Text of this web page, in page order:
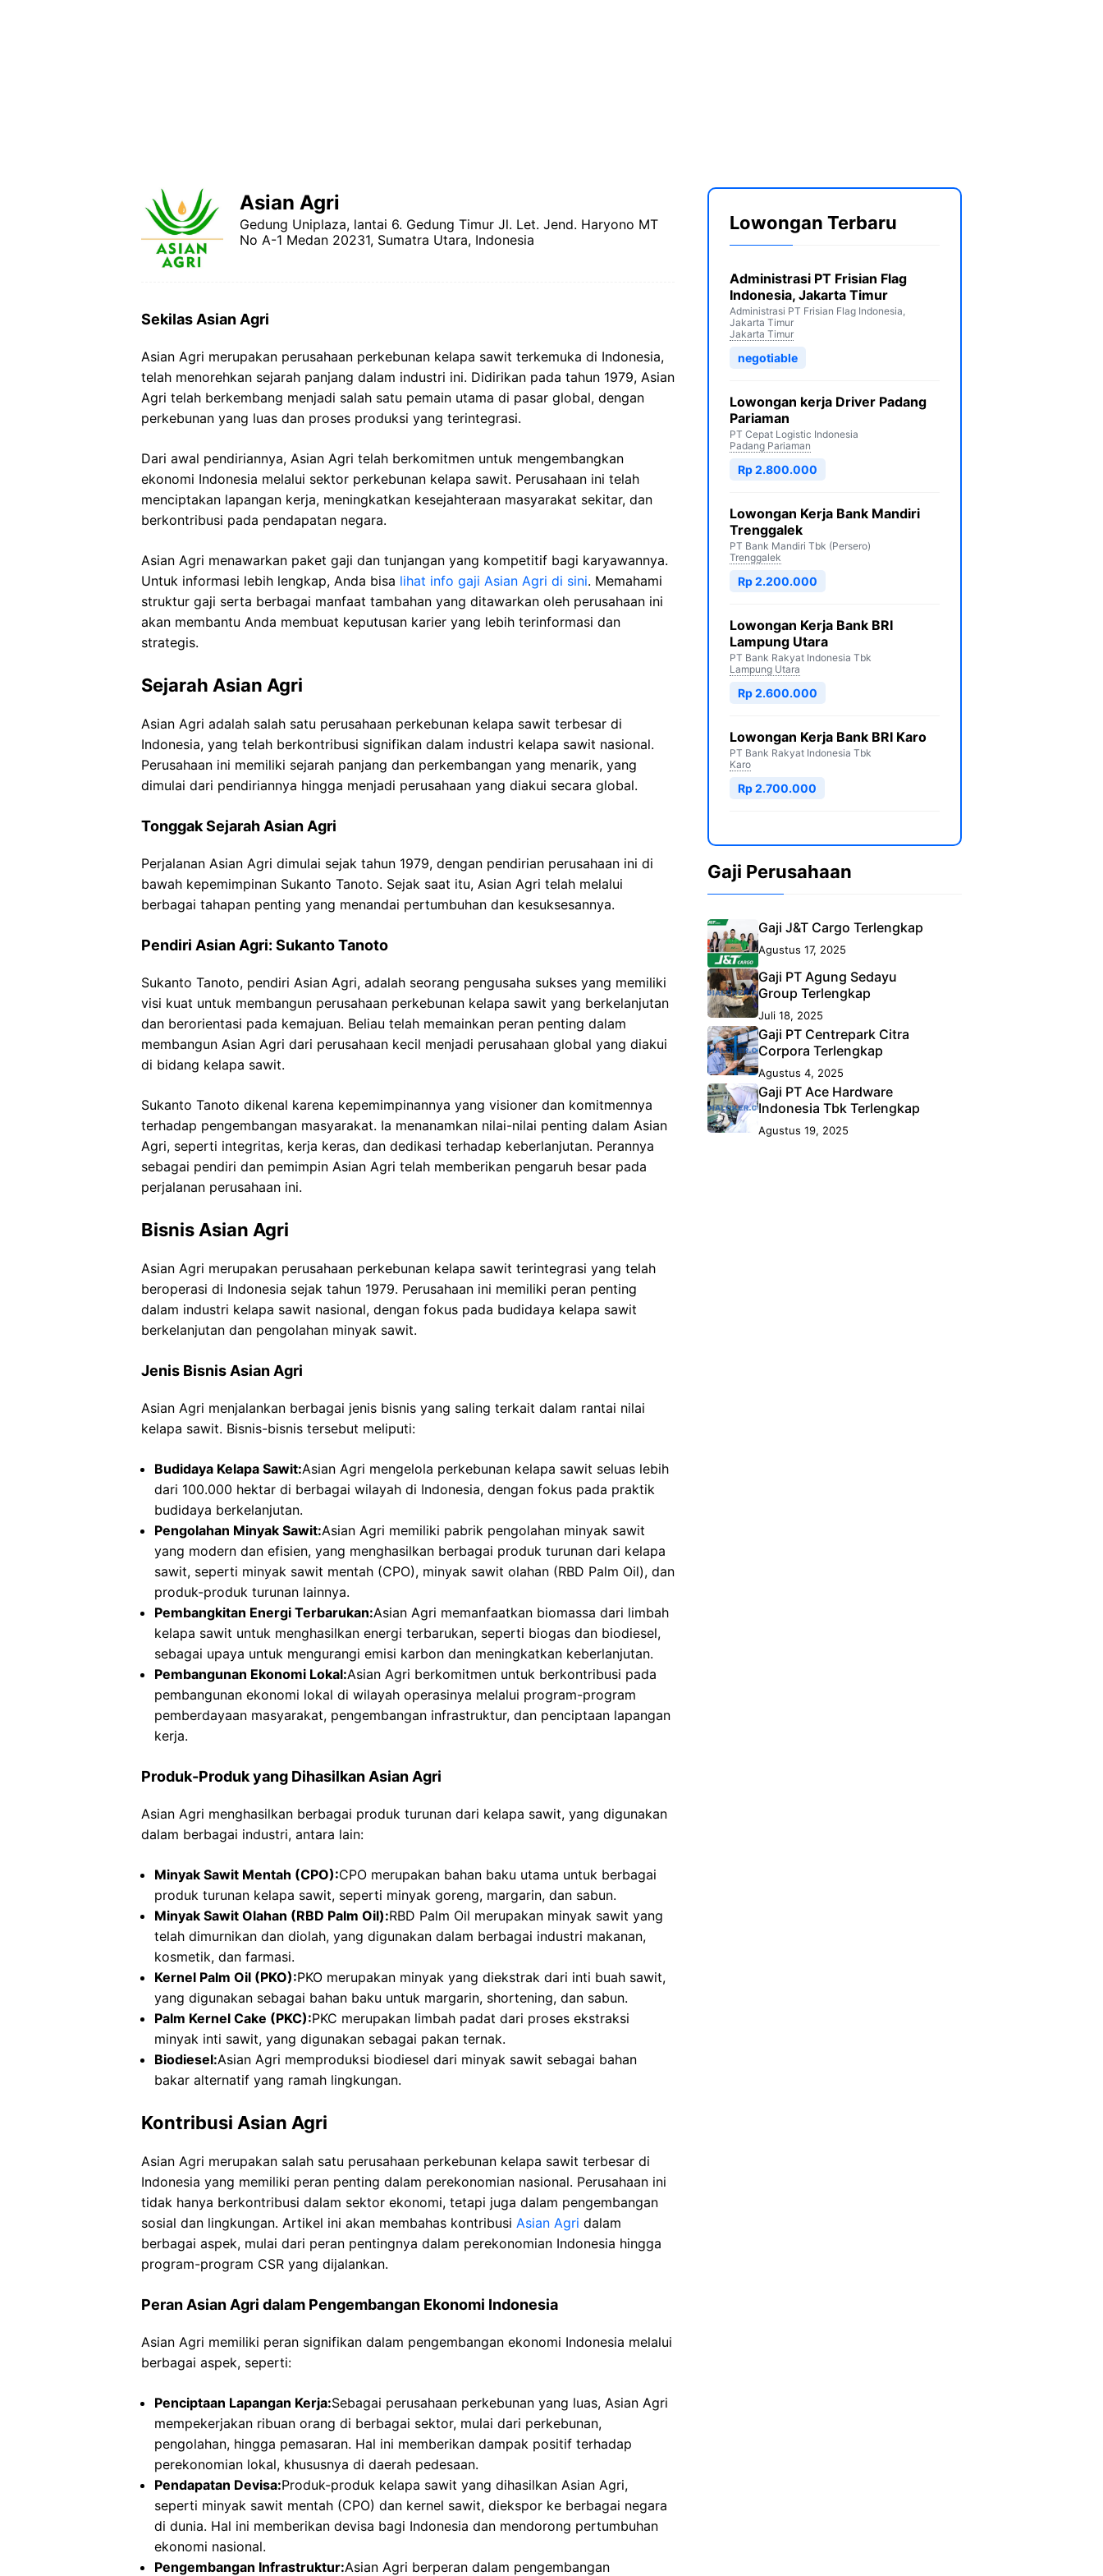
Asian Agri
Gedung Uniplaza, lantai 6. Gedung Timur Jl. Let. Jend. Haryono MT
No A-1 Medan 20231, Sumatra Utara, Indonesia
Sekilas Asian Agri
Asian Agri merupakan perusahaan perkebunan kelapa sawit terkemuka di Indonesia,
telah menorehkan sejarah panjang dalam industri ini. Didirikan pada tahun 1979, Asian
Agri telah berkembang menjadi salah satu pemain utama di pasar global, dengan
perkebunan yang luas dan proses produksi yang terintegrasi.
Dari awal pendiriannya, Asian Agri telah berkomitmen untuk mengembangkan
ekonomi Indonesia melalui sektor perkebunan kelapa sawit. Perusahaan ini telah
menciptakan lapangan kerja, meningkatkan kesejahteraan masyarakat sekitar, dan
berkontribusi pada pendapatan negara.
Asian Agri menawarkan paket gaji dan tunjangan yang kompetitif bagi karyawannya.
Untuk informasi lebih lengkap, Anda bisa lihat info gaji Asian Agri di sini. Memahami
struktur gaji serta berbagai manfaat tambahan yang ditawarkan oleh perusahaan ini
akan membantu Anda membuat keputusan karier yang lebih terinformasi dan
strategis.
Sejarah Asian Agri
Asian Agri adalah salah satu perusahaan perkebunan kelapa sawit terbesar di
Indonesia, yang telah berkontribusi signifikan dalam industri kelapa sawit nasional.
Perusahaan ini memiliki sejarah panjang dan perkembangan yang menarik, yang
dimulai dari pendiriannya hingga menjadi perusahaan yang diakui secara global.
Tonggak Sejarah Asian Agri
Perjalanan Asian Agri dimulai sejak tahun 1979, dengan pendirian perusahaan ini di
bawah kepemimpinan Sukanto Tanoto. Sejak saat itu, Asian Agri telah melalui
berbagai tahapan penting yang menandai pertumbuhan dan kesuksesannya.
Pendiri Asian Agri: Sukanto Tanoto
Sukanto Tanoto, pendiri Asian Agri, adalah seorang pengusaha sukses yang memiliki
visi kuat untuk membangun perusahaan perkebunan kelapa sawit yang berkelanjutan
dan berorientasi pada kemajuan. Beliau telah memainkan peran penting dalam
membangun Asian Agri dari perusahaan kecil menjadi perusahaan global yang diakui
di bidang kelapa sawit.
Sukanto Tanoto dikenal karena kepemimpinannya yang visioner dan komitmennya
terhadap pengembangan masyarakat. Ia menanamkan nilai-nilai penting dalam Asian
Agri, seperti integritas, kerja keras, dan dedikasi terhadap keberlanjutan. Perannya
sebagai pendiri dan pemimpin Asian Agri telah memberikan pengaruh besar pada
perjalanan perusahaan ini.
Bisnis Asian Agri
Asian Agri merupakan perusahaan perkebunan kelapa sawit terintegrasi yang telah
beroperasi di Indonesia sejak tahun 1979. Perusahaan ini memiliki peran penting
dalam industri kelapa sawit nasional, dengan fokus pada budidaya kelapa sawit
berkelanjutan dan pengolahan minyak sawit.
Jenis Bisnis Asian Agri
Asian Agri menjalankan berbagai jenis bisnis yang saling terkait dalam rantai nilai
kelapa sawit. Bisnis-bisnis tersebut meliputi:
Budidaya Kelapa Sawit:Asian Agri mengelola perkebunan kelapa sawit seluas lebih
dari 100.000 hektar di berbagai wilayah di Indonesia, dengan fokus pada praktik
budidaya berkelanjutan.
Pengolahan Minyak Sawit:Asian Agri memiliki pabrik pengolahan minyak sawit
yang modern dan efisien, yang menghasilkan berbagai produk turunan dari kelapa
sawit, seperti minyak sawit mentah (CPO), minyak sawit olahan (RBD Palm Oil), dan
produk-produk turunan lainnya.
Pembangkitan Energi Terbarukan:Asian Agri memanfaatkan biomassa dari limbah
kelapa sawit untuk menghasilkan energi terbarukan, seperti biogas dan biodiesel,
sebagai upaya untuk mengurangi emisi karbon dan meningkatkan keberlanjutan.
Pembangunan Ekonomi Lokal:Asian Agri berkomitmen untuk berkontribusi pada
pembangunan ekonomi lokal di wilayah operasinya melalui program-program
pemberdayaan masyarakat, pengembangan infrastruktur, dan penciptaan lapangan
kerja.
Produk-Produk yang Dihasilkan Asian Agri
Asian Agri menghasilkan berbagai produk turunan dari kelapa sawit, yang digunakan
dalam berbagai industri, antara lain:
Minyak Sawit Mentah (CPO):CPO merupakan bahan baku utama untuk berbagai
produk turunan kelapa sawit, seperti minyak goreng, margarin, dan sabun.
Minyak Sawit Olahan (RBD Palm Oil):RBD Palm Oil merupakan minyak sawit yang
telah dimurnikan dan diolah, yang digunakan dalam berbagai industri makanan,
kosmetik, dan farmasi.
Kernel Palm Oil (PKO):PKO merupakan minyak yang diekstrak dari inti buah sawit,
yang digunakan sebagai bahan baku untuk margarin, shortening, dan sabun.
Palm Kernel Cake (PKC):PKC merupakan limbah padat dari proses ekstraksi
minyak inti sawit, yang digunakan sebagai pakan ternak.
Biodiesel:Asian Agri memproduksi biodiesel dari minyak sawit sebagai bahan
bakar alternatif yang ramah lingkungan.
Kontribusi Asian Agri
Asian Agri merupakan salah satu perusahaan perkebunan kelapa sawit terbesar di
Indonesia yang memiliki peran penting dalam perekonomian nasional. Perusahaan ini
tidak hanya berkontribusi dalam sektor ekonomi, tetapi juga dalam pengembangan
sosial dan lingkungan. Artikel ini akan membahas kontribusi Asian Agri dalam
berbagai aspek, mulai dari peran pentingnya dalam perekonomian Indonesia hingga
program-program CSR yang dijalankan.
Peran Asian Agri dalam Pengembangan Ekonomi Indonesia
Asian Agri memiliki peran signifikan dalam pengembangan ekonomi Indonesia melalui
berbagai aspek, seperti:
Penciptaan Lapangan Kerja:Sebagai perusahaan perkebunan yang luas, Asian Agri
mempekerjakan ribuan orang di berbagai sektor, mulai dari perkebunan,
pengolahan, hingga pemasaran. Hal ini memberikan dampak positif terhadap
perekonomian lokal, khususnya di daerah pedesaan.
Pendapatan Devisa:Produk-produk kelapa sawit yang dihasilkan Asian Agri,
seperti minyak sawit mentah (CPO) dan kernel sawit, diekspor ke berbagai negara
di dunia. Hal ini memberikan devisa bagi Indonesia dan mendorong pertumbuhan
ekonomi nasional.
Pengembangan Infrastruktur:Asian Agri berperan dalam pengembangan
Lowongan Terbaru
Administrasi PT Frisian Flag
Indonesia, Jakarta Timur
Administrasi PT Frisian Flag Indonesia,
Jakarta Timur
Jakarta Timur
negotiable
Lowongan kerja Driver Padang
Pariaman
PT Cepat Logistic Indonesia
Padang Pariaman
Rp 2.800.000
Lowongan Kerja Bank Mandiri
Trenggalek
PT Bank Mandiri Tbk (Persero)
Trenggalek
Rp 2.200.000
Lowongan Kerja Bank BRI
Lampung Utara
PT Bank Rakyat Indonesia Tbk
Lampung Utara
Rp 2.600.000
Lowongan Kerja Bank BRI Karo
PT Bank Rakyat Indonesia Tbk
Karo
Rp 2.700.000
Gaji Perusahaan
Gaji J&T Cargo Terlengkap
Agustus 17, 2025
Gaji PT Agung Sedayu
Group Terlengkap
Juli 18, 2025
Gaji PT Centrepark Citra
Corpora Terlengkap
Agustus 4, 2025
Gaji PT Ace Hardware
Indonesia Tbk Terlengkap
Agustus 19, 2025